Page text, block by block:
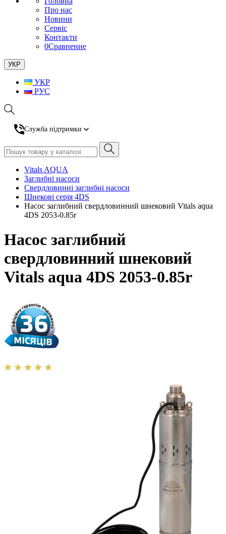
Про нас
Новини
Сервіс
Контакти
0Сравнение
УКР
УКР
РУС
Служба підтримки
Vitals AQUA
Заглибні насоси
Свердловинні заглибні насоси
Шнекові серія 4DS
Насос заглибний свердловинний шнековий Vitals aqua
4DS 2053-0.85r
Насос заглибний
свердловинний шнековий
Vitals aqua 4DS 2053-0.85r